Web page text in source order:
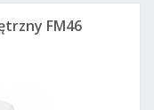
FM46